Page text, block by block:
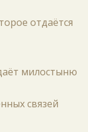
отдаётся
милостыню
связей